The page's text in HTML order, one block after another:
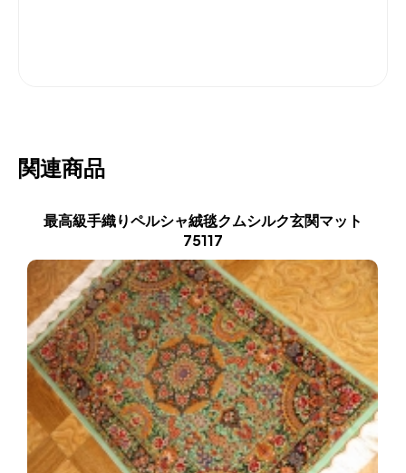
関連商品
最高級手織りペルシャ絨毯クムシルク玄関マット
75117